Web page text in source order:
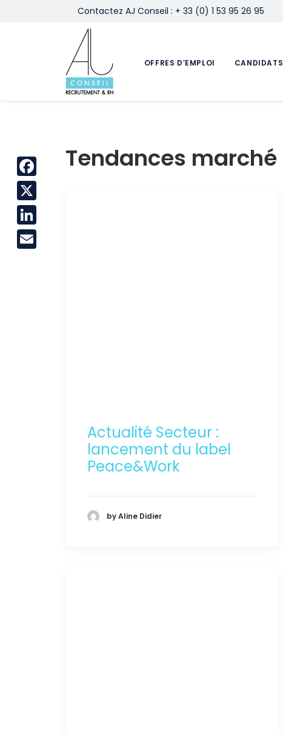
Contactez AJ Conseil : + 33 (0) 1 53 95 26 95
OFFRES D’EMPLOI CANDIDATS
Tendances marché
Actualité Secteur :
lancement du label
Peace&Work
by Aline Didier
Facebook
X
LinkedIn